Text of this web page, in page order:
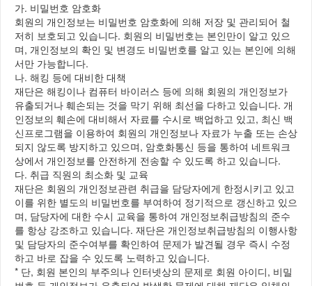
가. 비밀번호 암호화
회원의 개인정보는 비밀번호 암호화에 의해 저장 및 관리되어 철
저히 보호되고 있습니다. 회원의 비밀번호는 본인만이 알고 있으
며, 개인정보의 확인 및 변경도 비밀번호를 알고 있는 본인에 의해
서만 가능합니다.
나. 해킹 등에 대비한 대책
재단은 해킹이나 컴퓨터 바이러스 등에 의해 회원의 개인정보가
유출되거나 훼손되는 것을 막기 위해 최선을 다하고 있습니다. 개
인정보의 훼손에 대비해서 자료를 수시로 백업하고 있고, 최신 백
신프로그램을 이용하여 회원의 개인정보나 자료가 누출 또는 손상
되지 않도록 방지하고 있으며, 암호화통신 등을 통하여 네트워크
상에서 개인정보를 안전하게 전송할 수 있도록 하고 있습니다.
다. 취급 직원의 최소화 및 교육
재단은 회원의 개인정보관련 취급을 담당자에게 한정시키고 있고
이를 위한 별도의 비밀번호를 부여하여 정기적으로 갱신하고 있으
며, 담당자에 대한 수시 교육을 통하여 개인정보취급방침의 준수
를 항상 강조하고 있습니다. 재단은 개인정보취급방침의 이행사항
및 담당자의 준수여부를 확인하여 문제가 발견될 경우 즉시 수정
하고 바로 잡을 수 있도록 노력하고 있습니다.
* 단, 회원 본인의 부주의나 인터넷상의 문제로 회원 아이디, 비밀